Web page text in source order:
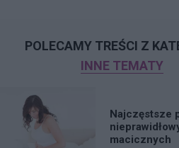
POLECAMY TREŚCI Z
INNE TEMATY
Najczęstsze
macicznych